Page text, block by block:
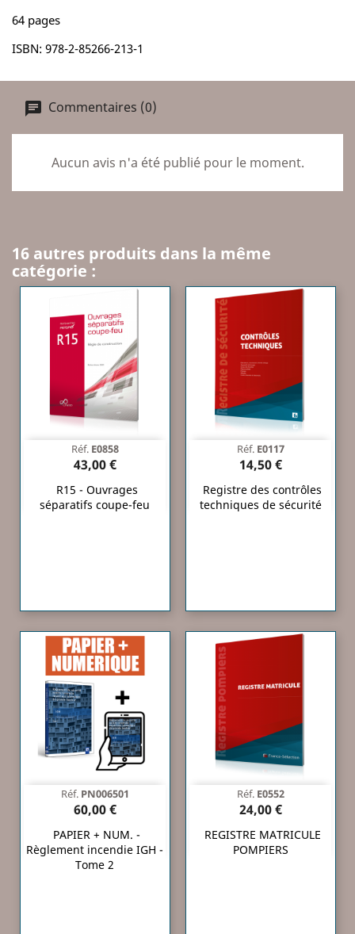
64 pages
ISBN: 978-2-85266-213-1
Commentaires (0)
Aucun avis n'a été publié pour le moment.
16 autres produits dans la même
catégorie :
Réf. E0858
43,00 €
R15 - Ouvrages
séparatifs coupe-feu
Réf. E0117
14,50 €
Registre des contrôles
techniques de sécurité
Réf. PN006501
60,00 €
PAPIER + NUM. -
Règlement incendie IGH -
Tome 2
Réf. E0552
24,00 €
REGISTRE MATRICULE
POMPIERS